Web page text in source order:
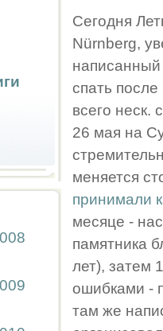
Сегодня
Nürnberg,
спать
всего неск.
26 мая на
меняется
принимали
месяце -
памятника
лет), затем
ошибками -
там же